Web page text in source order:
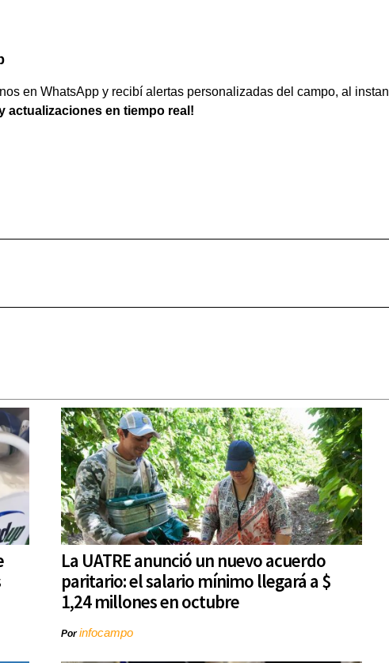
en WhatsApp y recibí alertas personalizadas del campo, al
actualizaciones en tiempo real!
La UATRE anunció un nuevo acuerdo
paritario: el salario mínimo llegará a $
1,24 millones en octubre
Porinfocampo